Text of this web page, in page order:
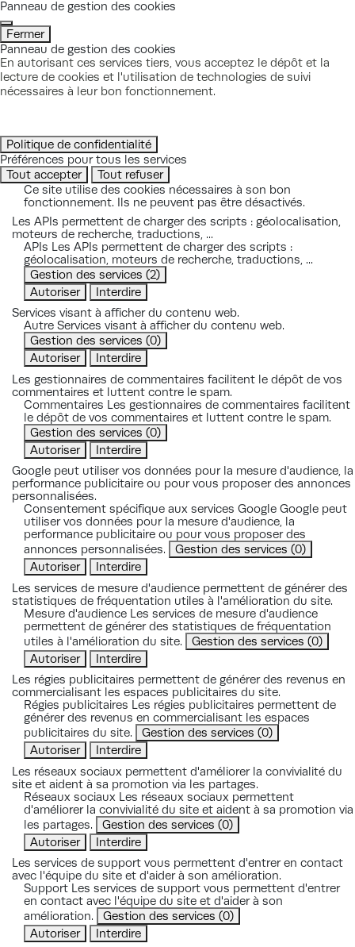
Panneau de gestion des cookies
Fermer
Panneau de gestion des cookies
En autorisant ces services tiers, vous acceptez le dépôt et la
lecture de cookies et l'utilisation de technologies de suivi
nécessaires à leur bon fonctionnement.
Politique de confidentialité
Préférences pour tous les services
Tout accepter
Tout refuser
Ce site utilise des cookies nécessaires à son bon
fonctionnement. Ils ne peuvent pas être désactivés.
Les APIs permettent de charger des scripts : géolocalisation,
moteurs de recherche, traductions, ...
APIs Les APIs permettent de charger des scripts :
géolocalisation, moteurs de recherche, traductions, ...
Gestion des services (2)
Autoriser
Interdire
Services visant à afficher du contenu web.
Autre Services visant à afficher du contenu web.
Gestion des services (0)
Autoriser
Interdire
Les gestionnaires de commentaires facilitent le dépôt de vos
commentaires et luttent contre le spam.
Commentaires Les gestionnaires de commentaires facilitent
le dépôt de vos commentaires et luttent contre le spam.
Gestion des services (0)
Autoriser
Interdire
Google peut utiliser vos données pour la mesure d'audience, la
performance publicitaire ou pour vous proposer des annonces
personnalisées.
Consentement spécifique aux services Google Google peut
utiliser vos données pour la mesure d'audience, la
performance publicitaire ou pour vous proposer des
annonces personnalisées.
Gestion des services (0)
Autoriser
Interdire
Les services de mesure d'audience permettent de générer des
statistiques de fréquentation utiles à l'amélioration du site.
Mesure d'audience Les services de mesure d'audience
permettent de générer des statistiques de fréquentation
utiles à l'amélioration du site.
Gestion des services (0)
Autoriser
Interdire
Les régies publicitaires permettent de générer des revenus en
commercialisant les espaces publicitaires du site.
Régies publicitaires
Les régies publicitaires permettent de
générer des revenus en commercialisant les espaces
publicitaires du site.
Gestion des services (0)
Autoriser
Interdire
Les réseaux sociaux permettent d'améliorer la convivialité du
site et aident à sa promotion via les partages.
Réseaux sociaux Les réseaux sociaux permettent
d'améliorer la convivialité du site et aident à sa promotion via
les partages.
Gestion des services (0)
Autoriser
Interdire
Les services de support vous permettent d'entrer en contact
avec l'équipe du site et d'aider à son amélioration.
Support
Les services de support vous permettent d'entrer
en contact avec l'équipe du site et d'aider à son
amélioration.
Gestion des services (0)
Autoriser
Interdire